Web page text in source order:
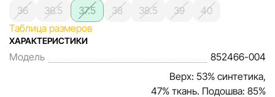
36 36.5 37.5 38 38.5 39
40
Таблица размеров
ХАРАКТЕРИСТИКИ
Модель 852466-004
Верх: 53% синтетика,
47% ткань. Подошва: 85%